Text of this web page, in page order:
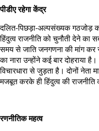
पीडीए रहेगा केंद्र
दलित-पिछड़ा-अल्पसंख्यक गठजोड़
हिंदुत्व राजनीति को चुनौती देने का
समय से जाति जनगणना की मांग कर
का नारा उन्होंने कई बार दोहराया
विचारधारा से जुड़ता है। दोनों
मजबूत करके ही हिंदुत्व की राजनीति
रणनीतिक महत्व